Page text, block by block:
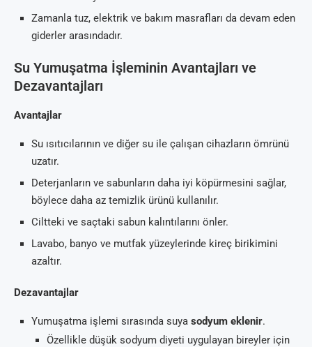
Zamanla tuz, elektrik ve bakım masrafları da devam eden
giderler arasındadır.
Su Yumuşatma İşleminin Avantajları ve
Dezavantajları
Avantajlar
Su ısıtıcılarının ve diğer su ile çalışan cihazların ömrünü
uzatır.
Deterjanların ve sabunların daha iyi köpürmesini sağlar,
böylece daha az temizlik ürünü kullanılır.
Ciltteki ve saçtaki sabun kalıntılarını önler.
Lavabo, banyo ve mutfak yüzeylerinde kireç birikimini
azaltır.
Dezavantajlar
Yumuşatma işlemi sırasında suya sodyum eklenir.
Özellikle düşük sodyum diyeti uygulayan bireyler için